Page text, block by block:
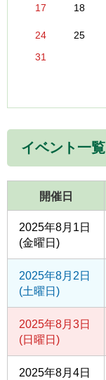
17 18
24 25
31
イベント一覧
開催日
2025年8月1日
(金曜日)
2025年8月2日
(土曜日)
2025年8月3日
(日曜日)
2025年8月4日